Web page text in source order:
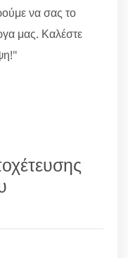
να σας το
μας. Καλέστε